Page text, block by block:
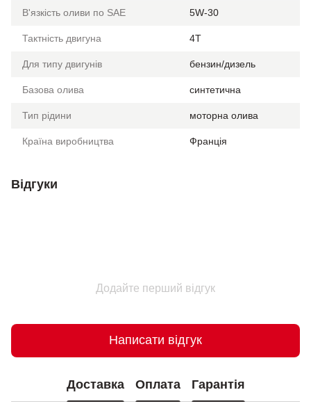
В'язкість оливи по SAE 5W-30
Тактність двигуна 4T
Для типу двигунів бензин/дизель
Базова олива синтетична
Тип рідини моторна олива
Країна виробництва Франція
Відгуки
Додайте перший відгук
Написати відгук
Доставка Оплата Гарантія